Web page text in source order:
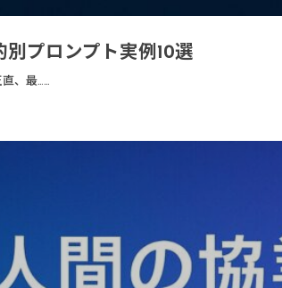
プロンプト実例10選
、最……